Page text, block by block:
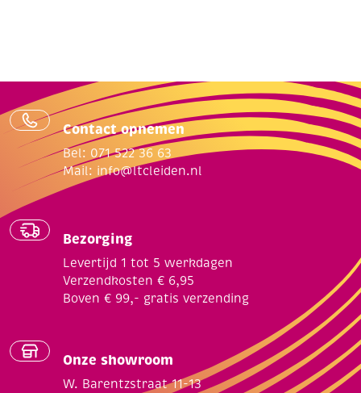
Contact opnemen
Bel: 071 522 36 63
Mail: info@ltcleiden.nl
Bezorging
Levertijd 1 tot 5 werkdagen
Verzendkosten € 6,95
Boven € 99,- gratis verzending
Onze showroom
W. Barentzstraat 11-13